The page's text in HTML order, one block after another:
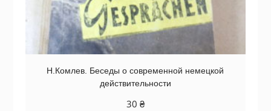
Н.Комлев. Беседы о современной немецкой
действительности
30 ₴